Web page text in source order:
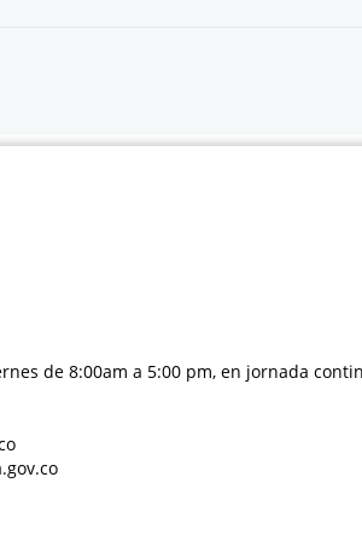
de 8:00am a 5:00 pm, en jornada